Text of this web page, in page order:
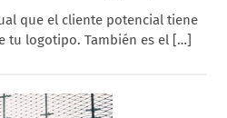
que el cliente potencial tiene
tu logotipo. También es el […]